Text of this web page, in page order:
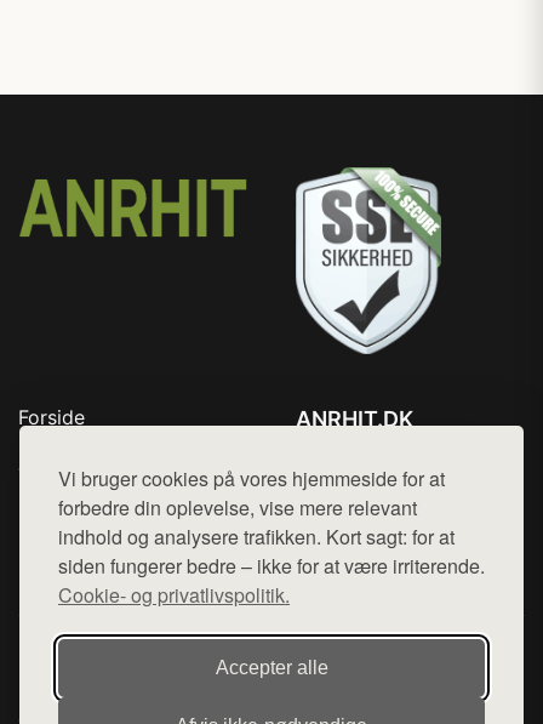
Vi bruger cookies på vores hjemmeside for at
forbedre din oplevelse, vise mere relevant
indhold og analysere trafikken. Kort sagt: for at
siden fungerer bedre – ikke for at være irriterende.
Cookie- og privatlivspolitik.
Accepter alle
Forside
Top Rabatter
Blog
Kontakt
ANRHIT.DK
Mail: hej@want.dk
Cookie- og privatlivspolitik
Denne side er en del af want.dk, der udgiver en række
hjemmesider med præsentation af forskellige produkter fra
diverse webshops. Der sælges ikke varer fra denne side - vi